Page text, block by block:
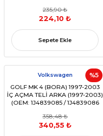
235,90 ₺
224,10 ₺
Sepete Ekle
%5
Volkswagen
GOLF MK 4 (BORA) 1997-2003
İÇ AÇMA TELİ ARKA (1997-2003)
(OEM: 1J4839085 / 1J4839086
358,48 ₺
340,55 ₺